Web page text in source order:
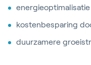
kostenbesparing
duurzamere